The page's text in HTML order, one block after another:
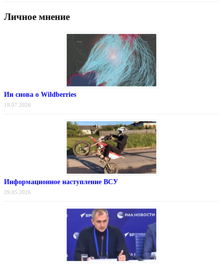
Личное мнение
Ии снова о Wildberries
19.07.2026
Информационное наступление ВСУ
29.05.2026